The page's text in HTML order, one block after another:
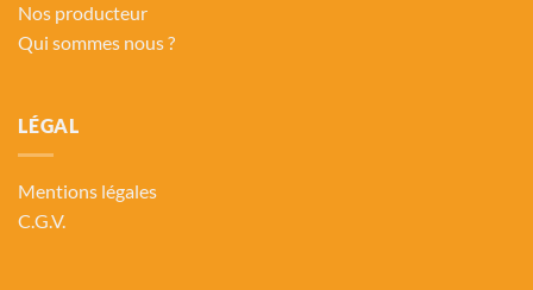
Nos producteur
Qui sommes nous ?
LÉGAL
Mentions légales
C.G.V.